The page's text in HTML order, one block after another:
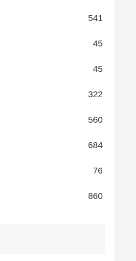
541
45
45
322
560
684
76
860